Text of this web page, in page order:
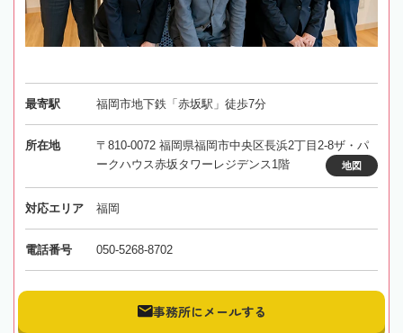
最寄駅 福岡市地下鉄「赤坂駅」徒歩7分
所在地
〒810-0072 福岡県福岡市中央区長浜2丁目2-8ザ・パ
ークハウス赤坂タワーレジデンス1階
地図
対応エリア 福岡
電話番号 050-5268-8702
事務所にメールする